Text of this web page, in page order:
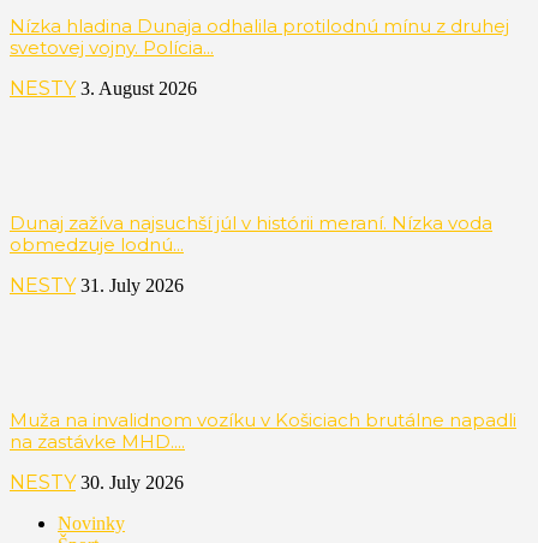
Nízka hladina Dunaja odhalila protilodnú mínu z druhej
svetovej vojny. Polícia...
NESTY 3. August 2026
Dunaj zažíva najsuchší júl v histórii meraní. Nízka voda
obmedzuje lodnú...
NESTY 31. July 2026
Muža na invalidnom vozíku v Košiciach brutálne napadli
na zastávke MHD....
NESTY 30. July 2026
Novinky